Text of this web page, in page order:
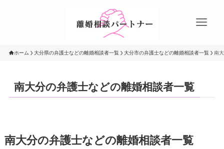
ホーム 大分県の弁護士などの離婚相談者一覧 大分市の弁護士などの離婚相談者一覧 南
南大分の弁護士などの離婚相談者一覧
南大分の弁護士などの離婚相談者一覧